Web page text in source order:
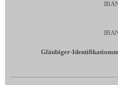
Gläubiger-